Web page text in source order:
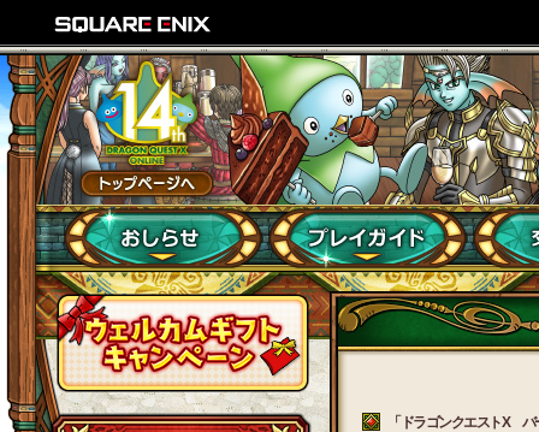
「ドラゴンクエストX